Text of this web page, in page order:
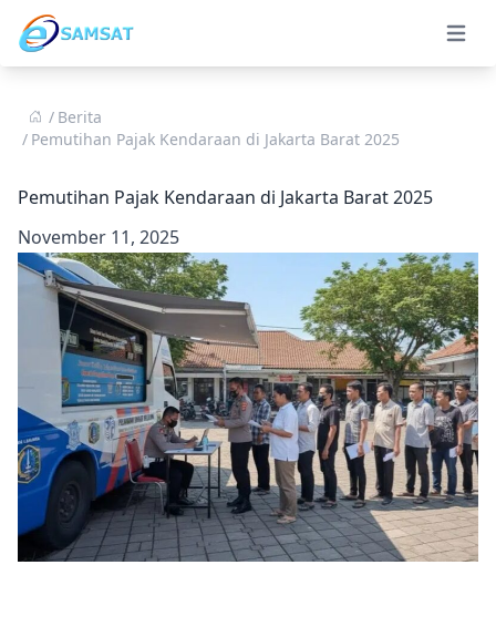
Open
Berita
Pemutihan Pajak Kendaraan di Jakarta Barat 2025
Pemutihan Pajak Kendaraan di Jakarta Barat 2025
November 11, 2025